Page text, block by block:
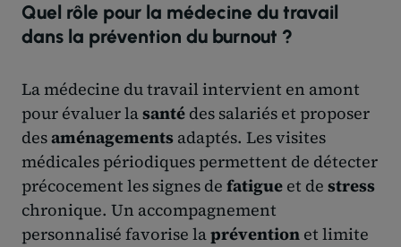
Quel rôle pour la médecine du travail
dans la prévention du burnout ?
La médecine du travail intervient en amont
pour évaluer lasanté des salariés et proposer
desaménagements adaptés. Les visites
médicales périodiques permettent de détecter
précocement les signes de fatigue et de stress
chronique. Un accompagnement
personnalisé favorise laprévention et limite